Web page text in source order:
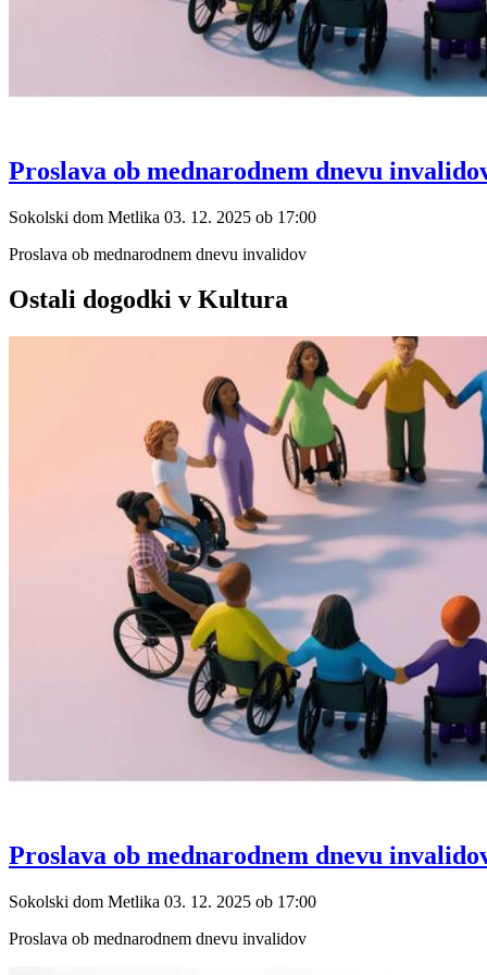
Proslava ob mednarodnem dnevu
Sokolski dom Metlika 03. 12. 2025 ob 17:00
Proslava ob mednarodnem dnevu invalidov
Ostali dogodki v Kultura
Proslava ob mednarodnem dnevu
Sokolski dom Metlika 03. 12. 2025 ob 17:00
Proslava ob mednarodnem dnevu invalidov